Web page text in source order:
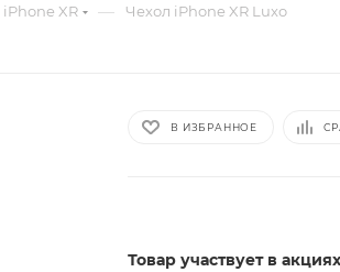
iPhone XR — Чехол iPhone XR Luxo
В ИЗБРАННОЕ
Товар участвует в акциях